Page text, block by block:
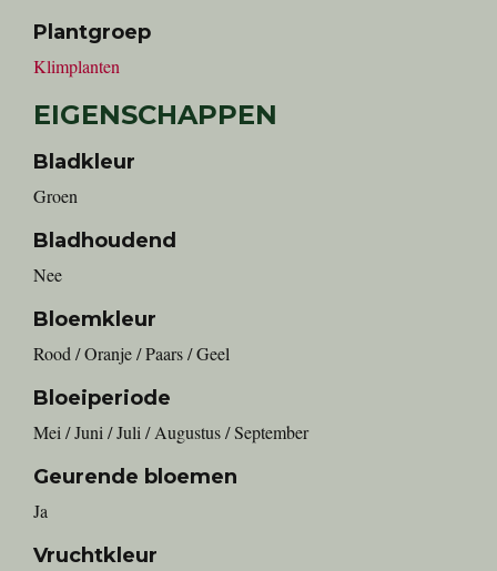
Plantgroep
Klimplanten
EIGENSCHAPPEN
Bladkleur
Groen
Bladhoudend
Nee
Bloemkleur
Rood / Oranje / Paars / Geel
Bloeiperiode
Mei / Juni / Juli / Augustus / September
Geurende bloemen
Ja
Vruchtkleur